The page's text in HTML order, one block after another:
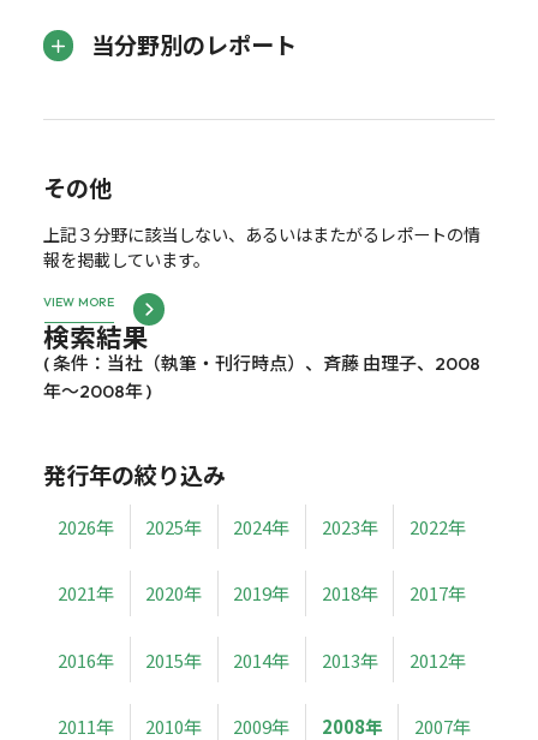
当分野別のレポート
その他
上記３分野に該当しない、あるいはまたがるレポートの情
報を掲載しています。
VIEW MORE
検索結果
( 条件：当社（執筆・刊行時点）、斉藤 由理子、2008
年～2008年 )
発行年の絞り込み
2026年 2025年 2024年 2023年 2022年
2021年 2020年 2019年 2018年 2017年
2016年 2015年 2014年 2013年 2012年
2011年 2010年 2009年 2008年 2007年